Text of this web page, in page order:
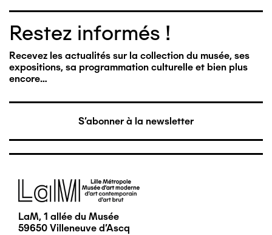
Restez informés !
Recevez les actualités sur la collection du musée, ses
expositions, sa programmation culturelle et bien plus
encore…
S'abonner à la newsletter
Image
LaM, 1 allée du Musée
59650 Villeneuve d'Ascq